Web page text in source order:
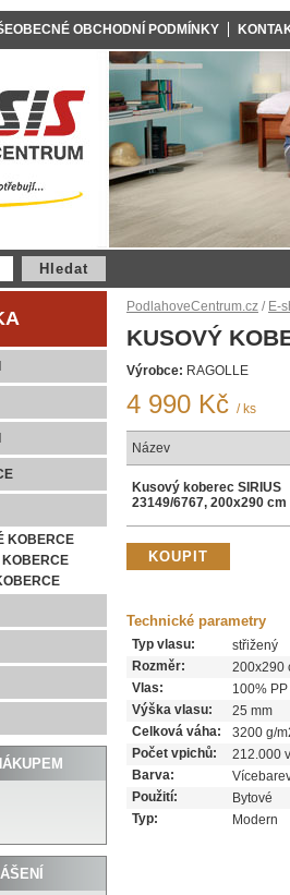
KOBERCE
KOBERCE
PodlahoveCentrum.cz / E-
KUSOVÝ
Výrobce: RAGOLLE
4 990 Kč / ks
Název
Kusový koberec SIRIUS
23149/6767, 200x290 cm
Technické parametry
Typ vlasu:
střižený
Rozměr:
200x290
Vlas:
100%
Výška vlasu:
25 mm
Celková váha:
3200 g/
Počet vpichů:
212.000
Barva:
Použití:
Bytové
Typ:
Modern
OBCHODNÍ PODMÍNKY